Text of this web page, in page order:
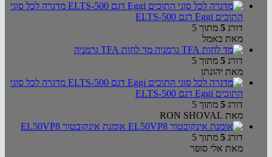
מדגרה לכל סוגי
התוכים Eggi דגם ELTS-500
דורג 5 מתוך 5
מאת כאמל
מד לחות TFA גרמניה
דורג 5 מתוך 5
מאת יהונתן
מדגרה לכל סוגי
התוכים Eggi דגם ELTS-500
דורג 5 מתוך 5
מאת RON SHOVAL
אומנת אינקובטור EL50VP8
דורג 5 מתוך 5
מאת אלי סופר